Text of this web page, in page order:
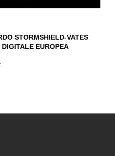
STORMSHIELD-VATES
EUROPEA